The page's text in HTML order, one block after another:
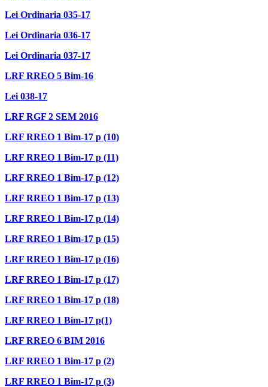
Lei Ordinaria 035-17
Lei Ordinaria 036-17
Lei Ordinaria 037-17
LRF RREO 5 Bim-16
Lei 038-17
LRF RGF 2 SEM 2016
LRF RREO 1 Bim-17 p (10)
LRF RREO 1 Bim-17 p (11)
LRF RREO 1 Bim-17 p (12)
LRF RREO 1 Bim-17 p (13)
LRF RREO 1 Bim-17 p (14)
LRF RREO 1 Bim-17 p (15)
LRF RREO 1 Bim-17 p (16)
LRF RREO 1 Bim-17 p (17)
LRF RREO 1 Bim-17 p (18)
LRF RREO 1 Bim-17 p(1)
LRF RREO 6 BIM 2016
LRF RREO 1 Bim-17 p (2)
LRF RREO 1 Bim-17 p (3)